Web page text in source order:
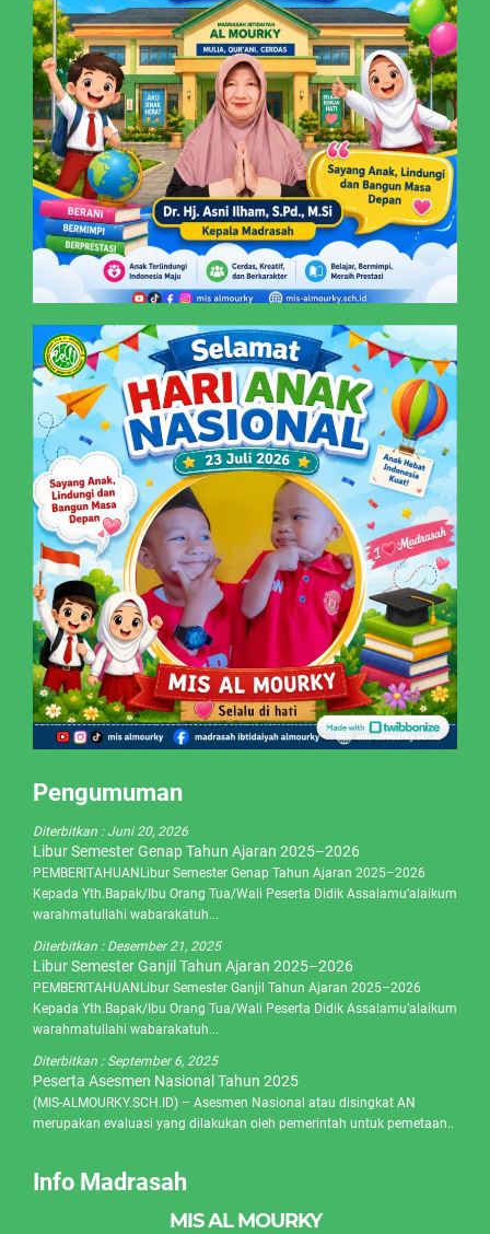
Pengumuman
Diterbitkan :Juni 20, 2026
Libur Semester Genap Tahun Ajaran 2025–2026
PEMBERITAHUANLibur Semester Genap Tahun Ajaran 2025–2026
Kepada Yth.Bapak/Ibu Orang Tua/Wali Peserta Didik Assalamu’alaikum
warahmatullahi wabarakatuh...
Diterbitkan : Desember 21, 2025
Libur Semester Ganjil Tahun Ajaran 2025–2026
PEMBERITAHUANLibur Semester Ganjil Tahun Ajaran 2025–2026
Kepada Yth.Bapak/Ibu Orang Tua/Wali Peserta Didik Assalamu’alaikum
warahmatullahi wabarakatuh...
Diterbitkan : September 6, 2025
Peserta Asesmen Nasional Tahun 2025
(MIS-ALMOURKY.SCH.ID) – Asesmen Nasional atau disingkat AN
merupakan evaluasi yang dilakukan oleh pemerintah untuk pemetaan..
Info Madrasah
MIS AL MOURKY